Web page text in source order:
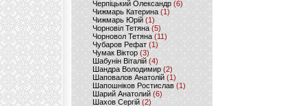
Черпіцький Олександр (6)
Чижмарь Катерина (1)
Чижмарь Юрій (1)
Чорновіл Тетяна (5)
Чорновол Тетяна (11)
Чубаров Рефат (1)
Чумак Віктор(3)
Шабунін Віталій (4)
Шандра Володимир (2)
Шаповалов Анатолій(1)
Шапошніков Ростислав(1)
Шарий Анатолий(6)
Шахов Сергій(2)